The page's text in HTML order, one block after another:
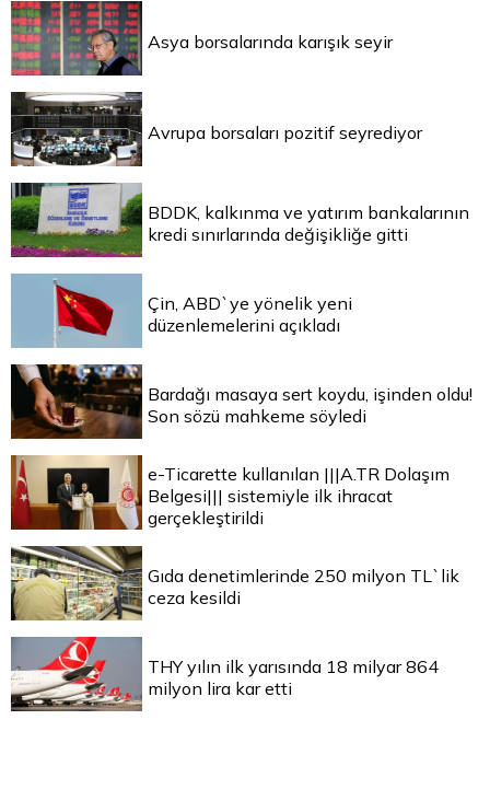
Asya borsalarında karışık seyir
Avrupa borsaları pozitif seyrediyor
BDDK, kalkınma ve yatırım bankalarının
kredi sınırlarında değişikliğe gitti
Çin, ABD`ye yönelik yeni
düzenlemelerini açıkladı
Bardağı masaya sert koydu, işinden oldu!
Son sözü mahkeme söyledi
e-Ticarette kullanılan |||A.TR Dolaşım
Belgesi||| sistemiyle ilk ihracat
gerçekleştirildi
Gıda denetimlerinde 250 milyon TL`lik
ceza kesildi
THY yılın ilk yarısında 18 milyar 864
milyon lira kar etti